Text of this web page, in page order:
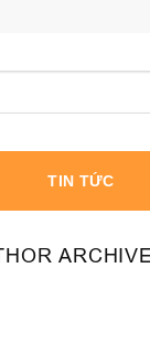
TIN TỨC